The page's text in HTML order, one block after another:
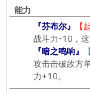
能力
『芬布尔』
【
战斗力-10，
『暗之鸣响』
攻击击破敌方
力+10。